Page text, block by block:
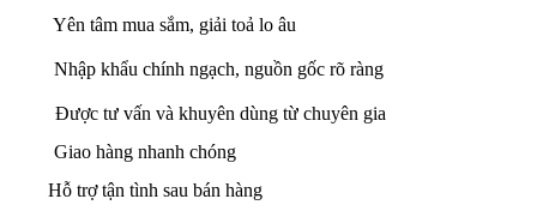
Yên tâm mua sắm, giải toả lo âu
Nhập khẩu chính ngạch, nguồn gốc rõ ràng
Được tư vấn và khuyên dùng từ chuyên gia
Giao hàng nhanh chóng
Hỗ trợ tận tình sau bán hàng